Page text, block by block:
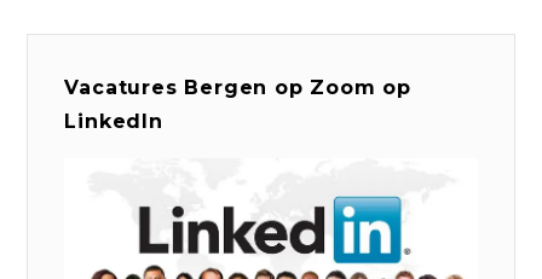
Vacatures Bergen op Zoom op
LinkedIn